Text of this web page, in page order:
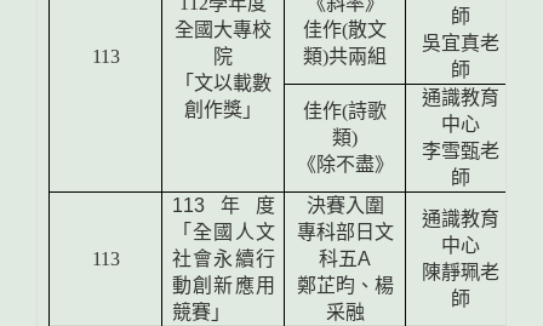
113
全國大專校
院
「文以載數
創作獎」
佳作(散文
類)共兩組
師
吳宜真老
師
佳作(詩歌
類)
《除不盡》
通識教育
中心
李雪甄老
師
113
113年度
「全國人文
社會永續行
動創新應用
競賽」
決賽入圍
專科部日文
科五A
鄭芷昀、楊
采融
通識教育
中心
陳靜珮老
師